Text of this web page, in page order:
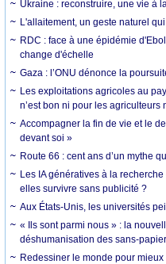
Ukraine : reconstruire, une vie à
L'allaitement, un geste naturel
RDC : face à une épidémie
change d'échelle
Gaza : l’ONU dénonce la
Les exploitations agricoles au
n’est bon ni pour les agriculteurs
Accompagner la fin de vie et le
devant soi »
Route 66 : cent ans d’un mythe
Les IA génératives à la
elles survivre sans publicité ?
Aux États-Unis, les universités
« Ils sont parmi nous » : la
déshumanisation des sans-
Redessiner le monde pour